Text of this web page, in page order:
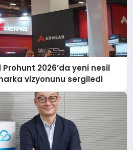
2026’da yeni nesil
vizyonunu sergiledi